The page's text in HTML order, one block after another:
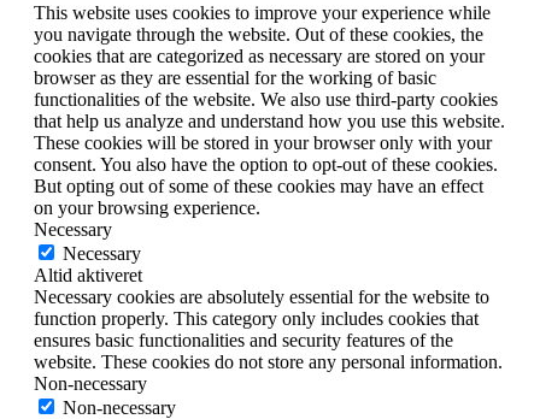
This website uses cookies to improve your experience while
you navigate through the website. Out of these cookies, the
cookies that are categorized as necessary are stored on your
browser as they are essential for the working of basic
functionalities of the website. We also use third-party cookies
that help us analyze and understand how you use this website.
These cookies will be stored in your browser only with your
consent. You also have the option to opt-out of these cookies.
But opting out of some of these cookies may have an effect
on your browsing experience.
Necessary
Necessary
Altid aktiveret
Necessary cookies are absolutely essential for the website to
function properly. This category only includes cookies that
ensures basic functionalities and security features of the
website. These cookies do not store any personal information.
Non-necessary
Non-necessary